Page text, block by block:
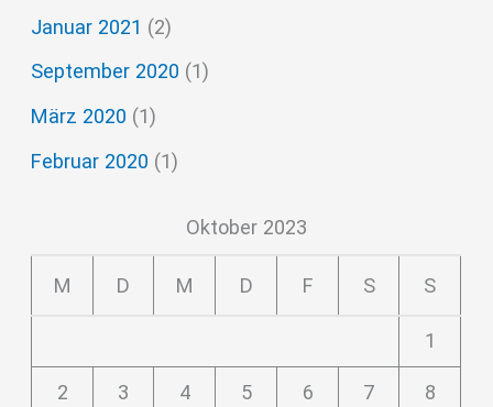
Januar 2021 (2)
September 2020 (1)
März 2020 (1)
Februar 2020 (1)
Oktober 2023
M D M D F S S
1
2 3 4 5 6 7 8